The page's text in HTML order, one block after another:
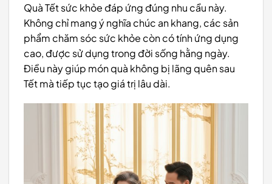
Quà Tết sức khỏe đáp ứng đúng nhu cầu này.
Không chỉ mang ý nghĩa chúc an khang, các sản
phẩm chăm sóc sức khỏe còn có tính ứng dụng
cao, được sử dụng trong đời sống hằng ngày.
Điều này giúp món quà không bị lãng quên sau
Tết mà tiếp tục tạo giá trị lâu dài.